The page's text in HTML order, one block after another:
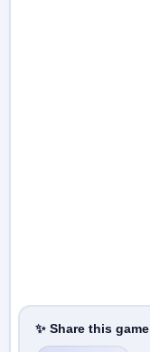
✨ Share this game